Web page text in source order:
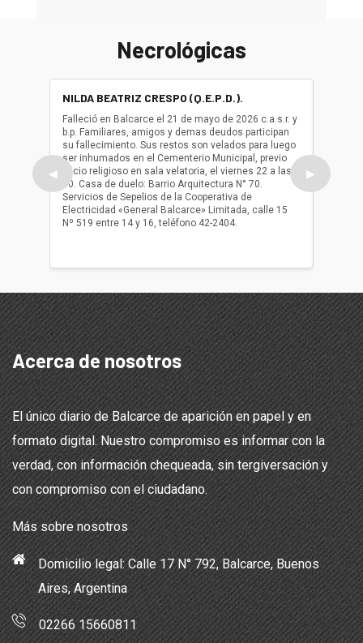
Necrológicas
◀
NILDA BEATRIZ CRESPO (Q.E.P.D.).
Falleció en Balcarce el 21 de mayo de 2026 c.a.s.r. y
b.p. Familiares, amigos y demas deudos participan
su fallecimiento. Sus restos son velados para luego
ser inhumados en el Cementerio Municipal, previo
oficio religioso en sala velatoria, el viernes 22 a las
10. Casa de duelo: Barrio Arquitectura N° 70.
Servicios de Sepelios de la Cooperativa de
Electricidad «General Balcarce» Limitada, calle 15
Nº 519 entre 14 y 16, teléfono 42-2404.
ser
oficio
▶
Acerca de nosotros
El único diario de Balcarce de aparición en papel y en
formato digital. Nuestro compromiso es informar con la
verdad, con información chequeada, sin tergiversación y
con compromiso con el ciudadano.
Más sobre nosotros
Domicilio legal: Calle 17 N° 792, Balcarce, Buenos
Aires, Argentina
02266 15660811